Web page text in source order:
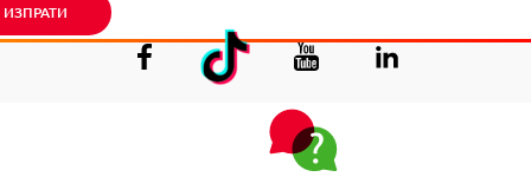
ИЗПРАТИ